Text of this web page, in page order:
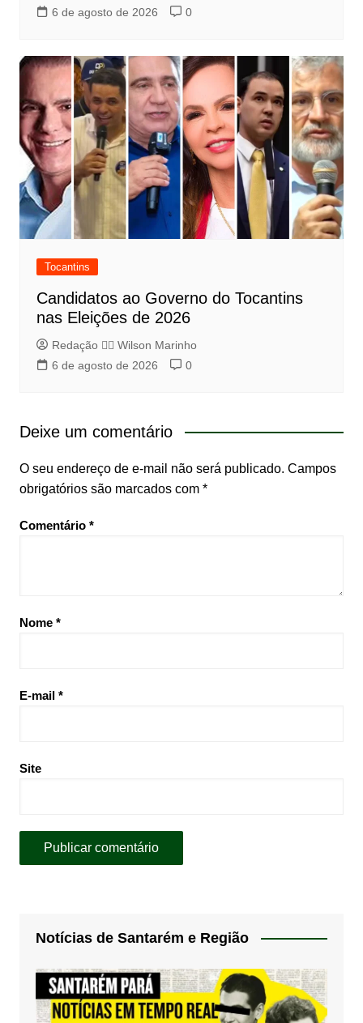
6 de agosto de 2026
0
Tocantins
Candidatos ao Governo do Tocantins
nas Eleições de 2026
Redação 👨‍⚖️​ Wilson Marinho
6 de agosto de 2026
0
Deixe um comentário
O seu endereço de e-mail não será publicado. Campos
obrigatórios são marcados com *
Comentário *
Nome *
E-mail *
Site
Notícias de Santarém e Região